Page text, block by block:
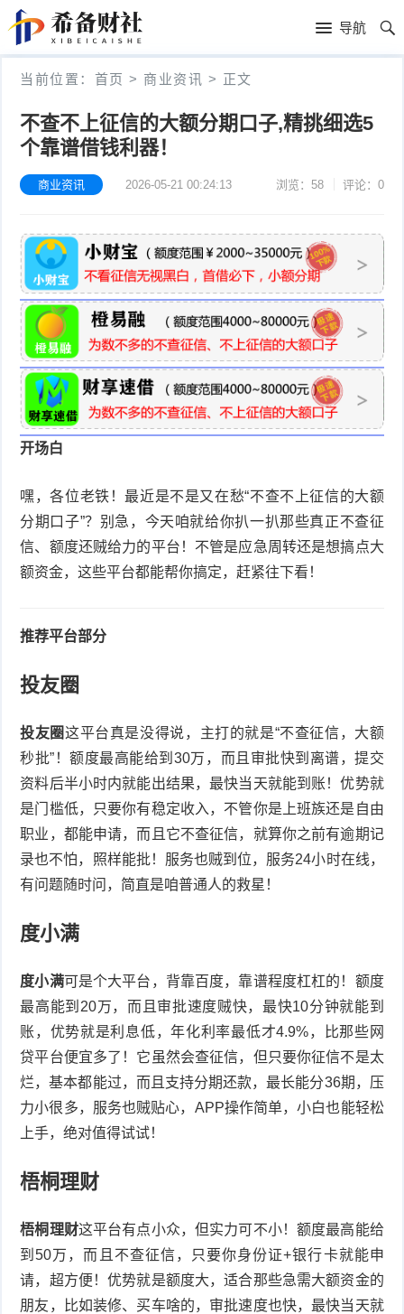
导航
页
首
当前位置： 首页 > 商业资讯 > 正文
不查不上征信的大额分期口子,精挑细选5
个靠谱借钱利器！
商业资讯 2026-05-21 00:24:13 浏览：58 评论：0
开场白
嘿，各位老铁！最近是不是又在愁“不查不上征信的大额
分期口子”？别急，今天咱就给你扒一扒那些真正不查征
信、额度还贼给力的平台！不管是应急周转还是想搞点大
额资金，这些平台都能帮你搞定，赶紧往下看！
推荐平台部分
投友圈
投友圈这平台真是没得说，主打的就是“不查征信，大额
秒批”！额度最高能给到30万，而且审批快到离谱，提交
资料后半小时内就能出结果，最快当天就能到账！优势就
是门槛低，只要你有稳定收入，不管你是上班族还是自由
职业，都能申请，而且它不查征信，就算你之前有逾期记
录也不怕，照样能批！服务也贼到位，服务24小时在线，
有问题随时问，简直是咱普通人的救星！
度小满
度小满可是个大平台，背靠百度，靠谱程度杠杠的！额度
最高能到20万，而且审批速度贼快，最快10分钟就能到
账，优势就是利息低，年化利率最低才4.9%，比那些网
贷平台便宜多了！它虽然会查征信，但只要你征信不是太
烂，基本都能过，而且支持分期还款，最长能分36期，压
力小很多，服务也贼贴心，APP操作简单，小白也能轻松
上手，绝对值得试试！
梧桐理财
梧桐理财这平台有点小众，但实力可不小！额度最高能给
到50万，而且不查征信，只要你身份证+银行卡就能申
请，超方便！优势就是额度大，适合那些急需大额资金的
朋友，比如装修、买车啥的，审批速度也快，最快当天就